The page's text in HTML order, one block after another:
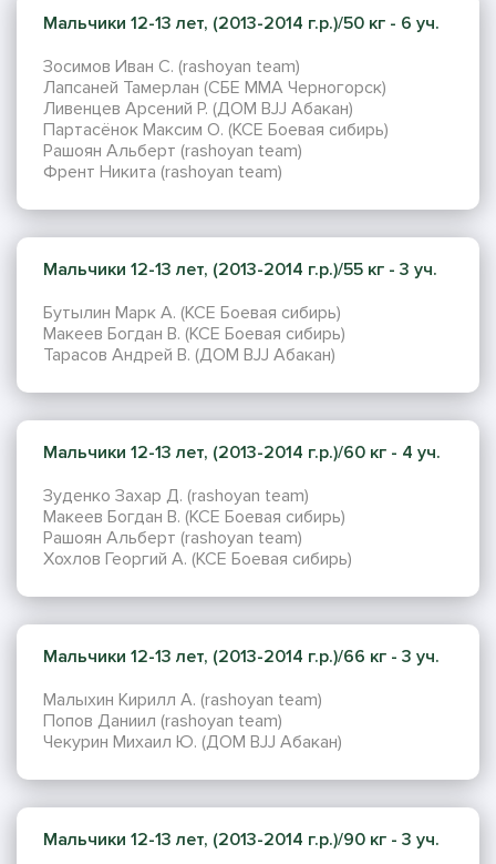
Мальчики 12-13 лет, (2013-2014 г.р.)/50 кг - 6 уч.
Зосимов Иван С. (rashoyan team)
Лапсаней Тамерлан (СБЕ ММА Черногорск)
Ливенцев Арсений Р. (ДОМ BJJ Абакан)
Партасёнок Максим О. (КСЕ Боевая сибирь)
Рашоян Альберт (rashoyan team)
Френт Никита (rashoyan team)
Мальчики 12-13 лет, (2013-2014 г.р.)/55 кг - 3 уч.
Бутылин Марк А. (КСЕ Боевая сибирь)
Макеев Богдан В. (КСЕ Боевая сибирь)
Тарасов Андрей В. (ДОМ BJJ Абакан)
Мальчики 12-13 лет, (2013-2014 г.р.)/60 кг - 4 уч.
Зуденко Захар Д. (rashoyan team)
Макеев Богдан В. (КСЕ Боевая сибирь)
Рашоян Альберт (rashoyan team)
Хохлов Георгий А. (KCE Боевая сибирь)
Мальчики 12-13 лет, (2013-2014 г.р.)/66 кг - 3 уч.
Малыхин Кирилл А. (rashoyan team)
Попов Даниил (rashoyan team)
Чекурин Михаил Ю. (ДОМ BJJ Абакан)
Мальчики 12-13 лет, (2013-2014 г.р.)/90 кг - 3 уч.